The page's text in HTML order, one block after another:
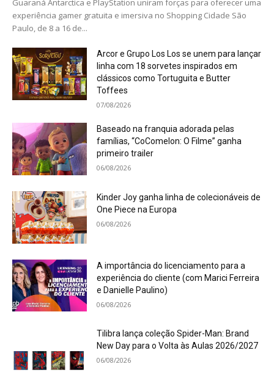
Guaraná Antarctica e PlayStation uniram forças para oferecer uma
experiência gamer gratuita e imersiva no Shopping Cidade São
Paulo, de 8 a 16 de...
Arcor e Grupo Los Los se unem para lançar
linha com 18 sorvetes inspirados em
clássicos como Tortuguita e Butter
Toffees
07/08/2026
Baseado na franquia adorada pelas
famílias, “CoComelon: O Filme” ganha
primeiro trailer
06/08/2026
Kinder Joy ganha linha de colecionáveis de
One Piece na Europa
06/08/2026
A importância do licenciamento para a
experiência do cliente (com Marici Ferreira
e Danielle Paulino)
06/08/2026
Tilibra lança coleção Spider-Man: Brand
New Day para o Volta às Aulas 2026/2027
06/08/2026